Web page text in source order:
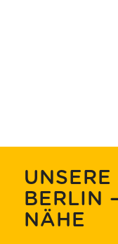
BERLIN
NÄHE